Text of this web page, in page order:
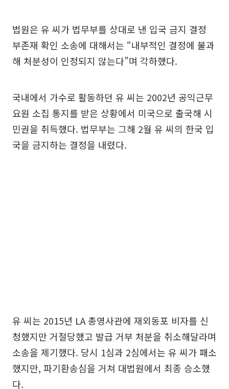
법원은 유 씨가 법무부를 상대로 낸 입국 금지 결정
부존재 확인 소송에 대해서는 “내부적인 결정에 불과
해 처분성이 인정되지 않는다”며 각하했다.
국내에서 가수로 활동하던 유 씨는 2002년 공익근무
요원 소집 통지를 받은 상황에서 미국으로 출국해 시
민권을 취득했다. 법무부는 그해 2월 유 씨의 한국 입
국을 금지하는 결정을 내렸다.
유 씨는 2015년 LA 총영사관에 재외동포 비자를 신
청했지만 거절당했고 발급 거부 처분을 취소해달라며
소송을 제기했다. 당시 1심과 2심에서는 유 씨가 패소
했지만, 파기환송심을 거쳐 대법원에서 최종 승소했
다.